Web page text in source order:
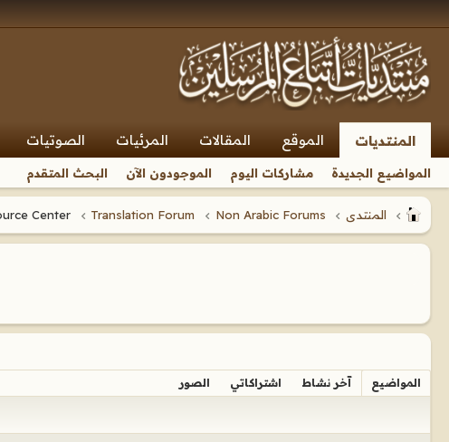
المنتديات الموقع المقالات المرئيات الصوتيات
المواضيع الجديدة مشاركات اليوم الموجودون الآن البحث المتقدم
المنتدى Non Arabic Forums
Translation Forum
المواضيع آخر نشاط اشتراكاتي الصور